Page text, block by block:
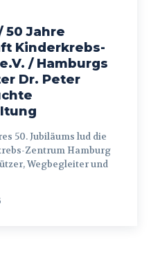
50 Jahre
Kinderkrebs-
/ Hamburgs
Dr. Peter
Zentrum Hamburg
Wegbegleiter und